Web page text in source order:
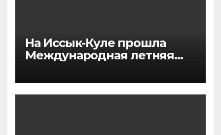
На Иссык-Куле прошла
Международная летняя